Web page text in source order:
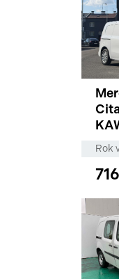
Citan
Rok